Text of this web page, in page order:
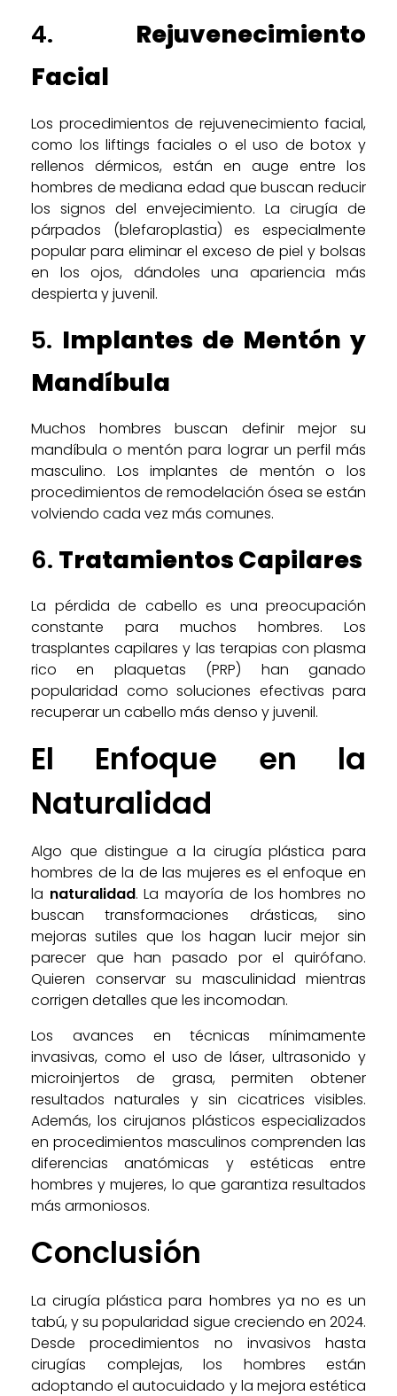
4. Rejuvenecimiento
Facial
Los procedimientos de rejuvenecimiento facial,
como los liftings faciales o el uso de botox y
rellenos dérmicos, están en auge entre los
hombres de mediana edad que buscan reducir
los signos del envejecimiento. La cirugía de
párpados (blefaroplastia) es especialmente
popular para eliminar el exceso de piel y bolsas
en los ojos, dándoles una apariencia más
despierta y juvenil.
5. Implantes de Mentón y
Mandíbula
Muchos hombres buscan definir mejor su
mandíbula o mentón para lograr un perfil más
masculino. Los implantes de mentón o los
procedimientos de remodelación ósea se están
volviendo cada vez más comunes.
6. Tratamientos Capilares
La pérdida de cabello es una preocupación
constante para muchos hombres. Los
trasplantes capilares y las terapias con plasma
rico en plaquetas (PRP) han ganado
popularidad como soluciones efectivas para
recuperar un cabello más denso y juvenil.
El Enfoque en la
Naturalidad
Algo que distingue a la cirugía plástica para
hombres de la de las mujeres es el enfoque en
la naturalidad. La mayoría de los hombres no
buscan transformaciones drásticas, sino
mejoras sutiles que los hagan lucir mejor sin
parecer que han pasado por el quirófano.
Quieren conservar su masculinidad mientras
corrigen detalles que les incomodan.
Los avances en técnicas mínimamente
invasivas, como el uso de láser, ultrasonido y
microinjertos de grasa, permiten obtener
resultados naturales y sin cicatrices visibles.
Además, los cirujanos plásticos especializados
en procedimientos masculinos comprenden las
diferencias anatómicas y estéticas entre
hombres y mujeres, lo que garantiza resultados
más armoniosos.
Conclusión
La cirugía plástica para hombres ya no es un
tabú, y su popularidad sigue creciendo en 2024.
Desde procedimientos no invasivos hasta
cirugías complejas, los hombres están
adoptando el autocuidado y la mejora estética